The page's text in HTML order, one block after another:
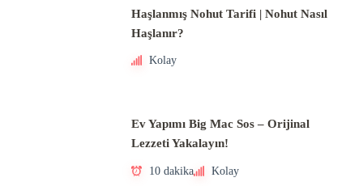
Haşlanmış Nohut Tarifi | Nohut Nasıl
Haşlanır?
Kolay
Ev Yapımı Big Mac Sos – Orijinal
Lezzeti Yakalayın!
10 dakika Kolay